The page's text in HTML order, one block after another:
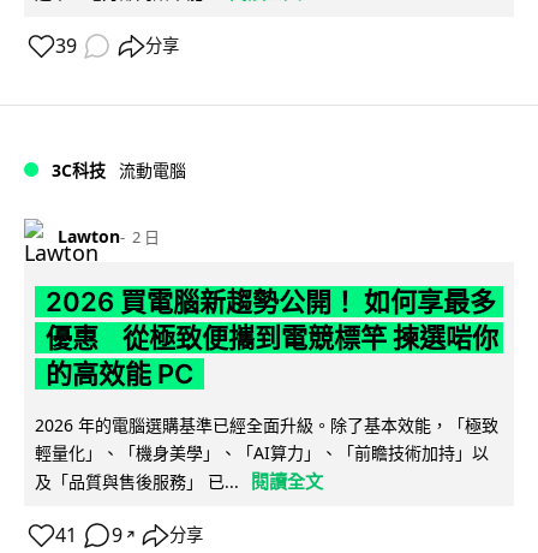
39 分享
3C科技 流動電腦
Lawton 2 日
2026 買電腦新趨勢公開！ 如何享最多
優惠 從極致便攜到電競標竿 揀選啱你
的高效能 PC
2026 年的電腦選購基準已經全面升級。除了基本效能，「極致
輕量化」、「機身美學」、「AI算力」、「前瞻技術加持」以
及「品質與售後服務」 已...
閱讀全文
41 9 ↗ 分享